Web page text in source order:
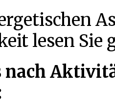
lesen Sie
nach